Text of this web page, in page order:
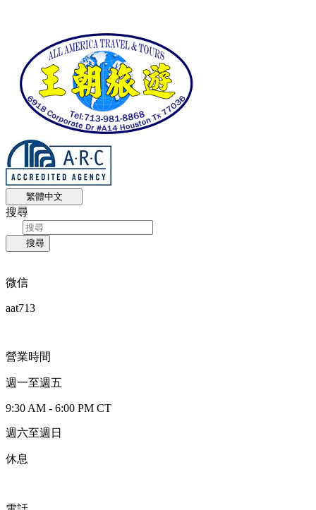
繁體中文
搜尋
搜尋
微信
aat713
營業時間
週一至週五
9:30 AM - 6:00 PM CT
週六至週日
休息